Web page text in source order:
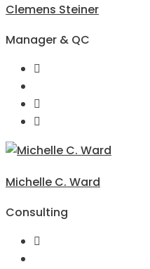
Clemens Steiner
Manager & QC
Michelle C. Ward
Consulting